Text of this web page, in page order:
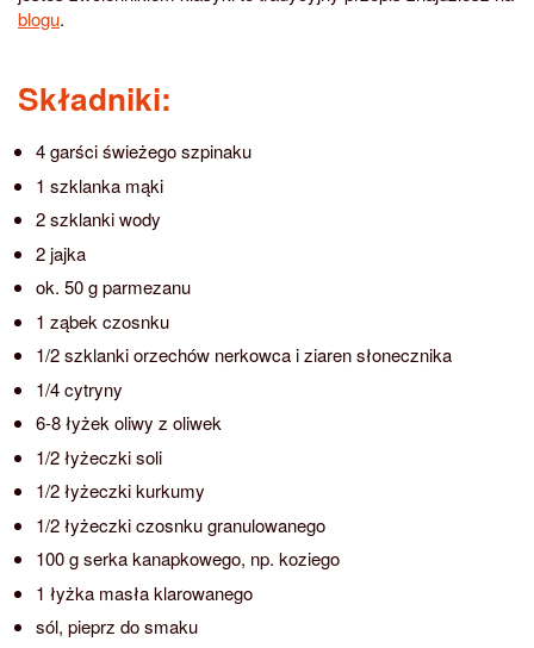
blogu.
Składniki:
4 garści świeżego szpinaku
1 szklanka mąki
2 szklanki wody
2 jajka
ok. 50 g parmezanu
1 ząbek czosnku
1/2 szklanki orzechów nerkowca i ziaren słonecznika
1/4 cytryny
6-8 łyżek oliwy z oliwek
1/2 łyżeczki soli
1/2 łyżeczki kurkumy
1/2 łyżeczki czosnku granulowanego
100 g serka kanapkowego, np. koziego
1 łyżka masła klarowanego
sól, pieprz do smaku